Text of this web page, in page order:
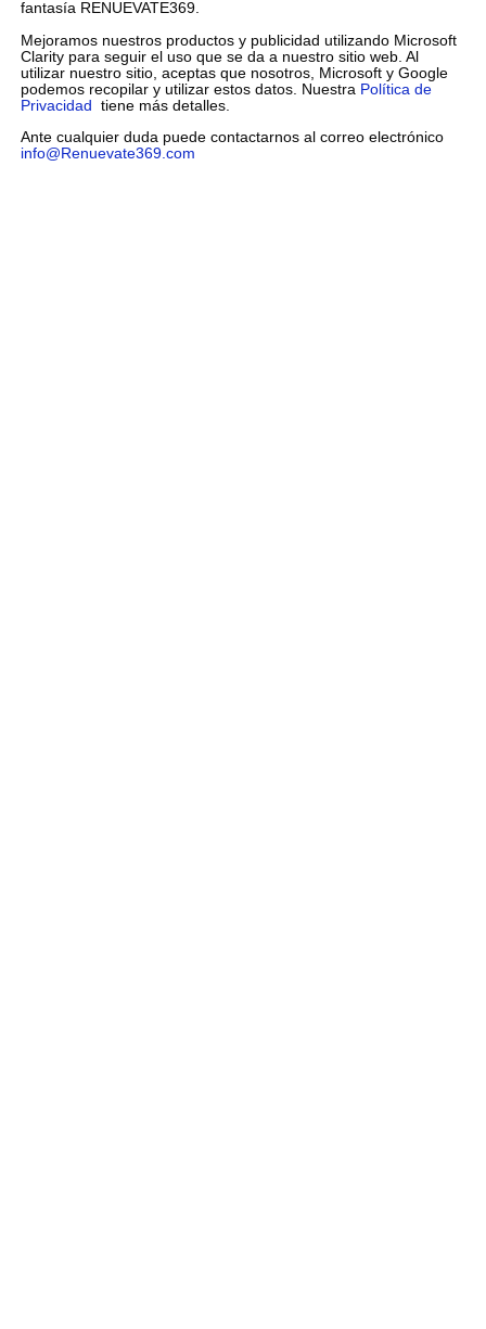
fantasía RENUEVATE369.
Mejoramos nuestros productos y publicidad utilizando Microsoft
Clarity para seguir el uso que se da a nuestro sitio web. Al
utilizar nuestro sitio, aceptas que nosotros, Microsoft y Google
podemos recopilar y utilizar estos datos. Nuestra Política de
Privacidad tiene más detalles.
Ante cualquier duda puede contactarnos al correo electrónico
info@Renuevate369.com